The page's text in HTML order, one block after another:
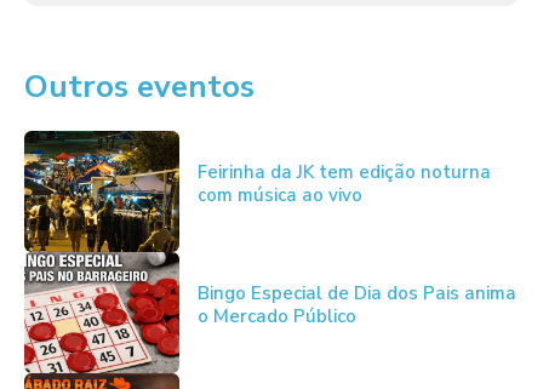
Outros eventos
Feirinha da JK tem edição noturna
com música ao vivo
Bingo Especial de Dia dos Pais anima
o Mercado Público